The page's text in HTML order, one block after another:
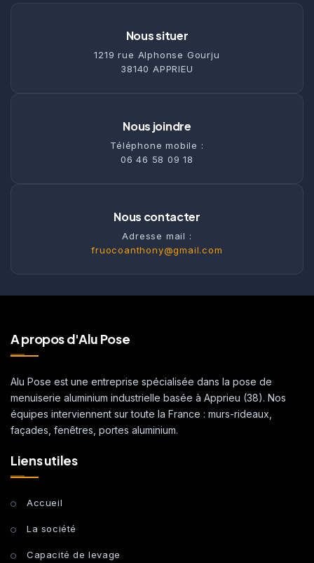
Nous situer
1219 rue Alphonse Gourju
38140 APPRIEU
Nous joindre
Téléphone mobile :
06 46 58 09 18
Nous contacter
Adresse mail :
fruocoanthony@gmail.com
A propos d'Alu Pose
Alu Pose est une entreprise spécialisée dans la pose de
menuiserie aluminium industrielle basée à Apprieu (38). Nos
équipes interviennent sur toute la France : murs-rideaux,
façades, fenêtres, portes aluminium.
Liens utiles
Accueil
La société
Capacité de levage